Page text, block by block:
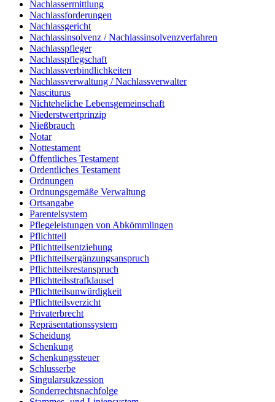
Nachlassermittlung
Nachlassforderungen
Nachlassgericht
Nachlassinsolvenz / Nachlassinsolvenzverfahren
Nachlasspfleger
Nachlasspflegschaft
Nachlassverbindlichkeiten
Nachlassverwaltung / Nachlassverwalter
Nasciturus
Nichteheliche Lebensgemeinschaft
Niederstwertprinzip
Nießbrauch
Notar
Nottestament
Öffentliches Testament
Ordentliches Testament
Ordnungen
Ordnungsgemäße Verwaltung
Ortsangabe
Parentelsystem
Pflegeleistungen von Abkömmlingen
Pflichtteil
Pflichtteilsentziehung
Pflichtteilsergänzungsanspruch
Pflichtteilsrestanspruch
Pflichtteilsstrafklausel
Pflichtteilsunwürdigkeit
Pflichtteilsverzicht
Privaterbrecht
Repräsentationssystem
Scheidung
Schenkung
Schenkungssteuer
Schlusserbe
Singularsukzession
Sonderrechtsnachfolge